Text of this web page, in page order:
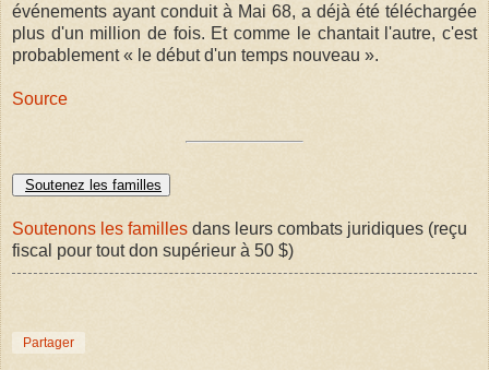
événements ayant conduit à Mai 68, a déjà été téléchargée
plus d'un million de fois. Et comme le chantait l'autre, c'est
probablement « le début d'un temps nouveau ».
Source
Soutenez les familles
Soutenons les familles dans leurs combats juridiques (reçu
fiscal pour tout don supérieur à 50 $)
Partager